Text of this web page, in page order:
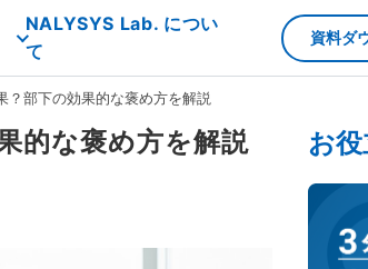
NALYSYS Lab. につい
て
資料ダ
？部下の効果的な褒め方を解説
的な褒め方を解説 お